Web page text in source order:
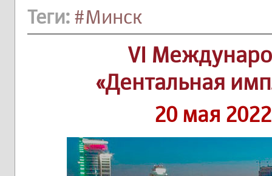
Теги: #Минск
VI
«Дентальная
20 мая